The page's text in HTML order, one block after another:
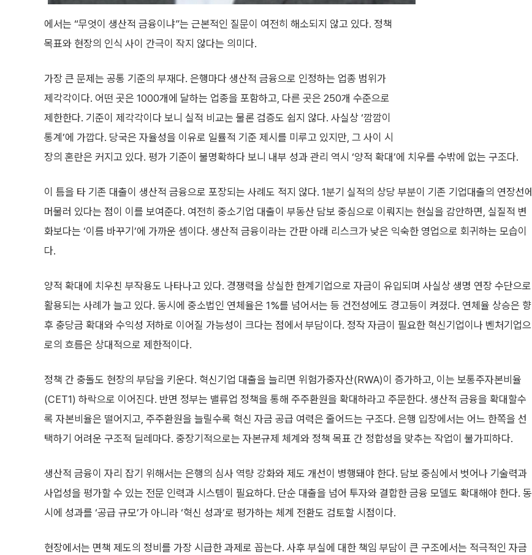
에서는 “무엇이 생산적 금융이냐”는 근본적인 질문이 여전히 해소되지 않고 있다. 정책
목표와 현장의 인식 사이 간극이 작지 않다는 의미다.
가장 큰 문제는 공통 기준의 부재다. 은행마다 생산적 금융으로 인정하는 업종 범위가
제각각이다. 어떤 곳은 1000개에 달하는 업종을 포함하고, 다른 곳은 250개 수준으로
제한한다. 기준이 제각각이다 보니 실적 비교는 물론 검증도 쉽지 않다. 사실상 ‘깜깜이
통계’에 가깝다. 당국은 자율성을 이유로 일률적 기준 제시를 미루고 있지만, 그 사이 시
장의 혼란은 커지고 있다. 평가 기준이 불명확하다 보니 내부 성과 관리 역시 ‘양적 확대’에 치우를 수밖에 없는 구조다.
이 틈을 타 기존 대출이 생산적 금융으로 포장되는 사례도 적지 않다. 1분기 실적의 상당 부분이 기존 기업대출의 연장선에
머물러 있다는 점이 이를 보여준다. 여전히 중소기업 대출이 부동산 담보 중심으로 이뤄지는 현실을 감안하면, 실질적 변
화보다는 ‘이름 바꾸기’에 가까운 셈이다. 생산적 금융이라는 간판 아래 리스크가 낮은 익숙한 영업으로 회귀하는 모습이
다.
양적 확대에 치우친 부작용도 나타나고 있다. 경쟁력을 상실한 한계기업으로 자금이 유입되며 사실상 생명 연장 수단으로
활용되는 사례가 늘고 있다. 동시에 중소법인 연체율은 1%를 넘어서는 등 건전성에도 경고등이 켜졌다. 연체율 상승은 향
후 충당금 확대와 수익성 저하로 이어질 가능성이 크다는 점에서 부담이다. 정작 자금이 필요한 혁신기업이나 벤처기업으
로의 흐름은 상대적으로 제한적이다.
정책 간 충돌도 현장의 부담을 키운다. 혁신기업 대출을 늘리면 위험가중자산(RWA)이 증가하고, 이는 보통주자본비율
(CET1) 하락으로 이어진다. 반면 정부는 밸류업 정책을 통해 주주환원을 확대하라고 주문한다. 생산적 금융을 확대할수
록 자본비율은 떨어지고, 주주환원을 늘릴수록 혁신 자금 공급 여력은 줄어드는 구조다. 은행 입장에서는 어느 한쪽을 선
택하기 어려운 구조적 딜레마다. 중장기적으로는 자본규제 체계와 정책 목표 간 정합성을 맞추는 작업이 불가피하다.
생산적 금융이 자리 잡기 위해서는 은행의 심사 역량 강화와 제도 개선이 병행돼야 한다. 담보 중심에서 벗어나 기술력과
사업성을 평가할 수 있는 전문 인력과 시스템이 필요하다. 단순 대출을 넘어 투자와 결합한 금융 모델도 확대해야 한다. 동
시에 성과를 ‘공급 규모’가 아니라 ‘혁신 성과’로 평가하는 체계 전환도 검토할 시점이다.
현장에서는 면책 제도의 정비를 가장 시급한 과제로 꼽는다. 사후 부실에 대한 책임 부담이 큰 구조에서는 적극적인 자금